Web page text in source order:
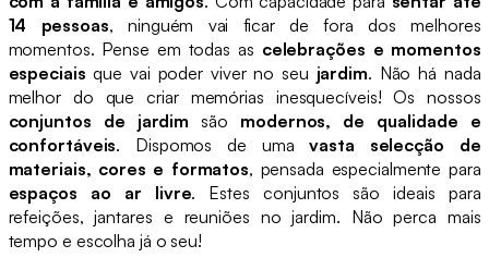
14 pessoas, ninguém vai ficar de fora dos melhores
momentos. Pense em todas as celebrações e momentos
especiais que vai poder viver no seu jardim. Não há nada
melhor do que criar memórias inesquecíveis! Os nossos
conjuntos de jardim são modernos, de qualidade e
confortáveis. Dispomos de umavasta selecção de
materiais, cores e formatos, pensada especialmente para
espaços ao ar livre. Estes conjuntos são ideais para
refeições, jantares e reuniões no jardim. Não perca mais
tempo e escolha já o seu!